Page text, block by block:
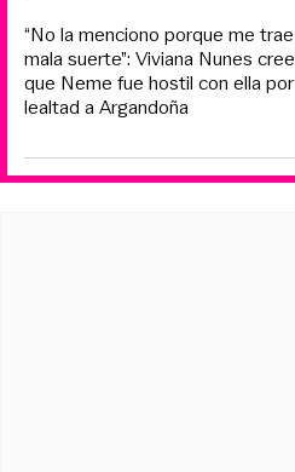
“No la menciono porque me trae
mala suerte”: Viviana Nunes cree
que Neme fue hostil con ella por
lealtad a Argandoña